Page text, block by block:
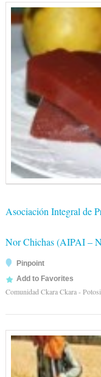
Asociación Integral de
Nor Chichas (AIPAI –
Pinpoint
Add to Favorites
Comunidad Ckara Ckara -